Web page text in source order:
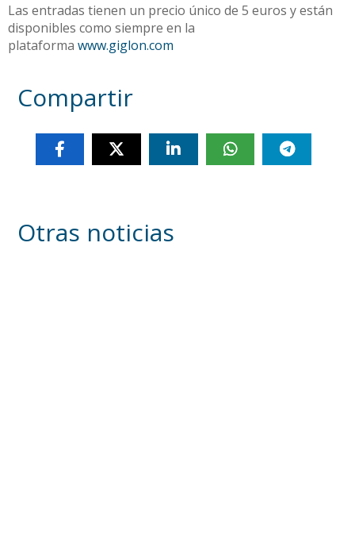
Las entradas tienen un precio único de 5 euros y están
disponibles como siempre en la
plataforma www.giglon.com
Compartir
Otras noticias